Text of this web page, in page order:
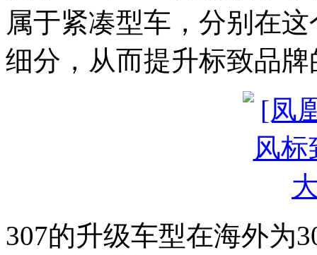
属于紧凑型车，分别在
细分，从而提升标致品
307的升级车型在海外为